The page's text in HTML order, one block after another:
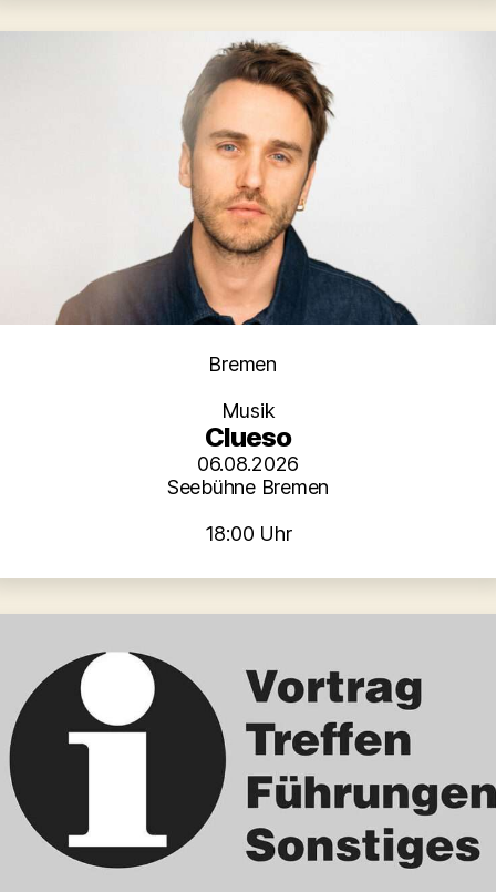
Kategorien
Bremen
Musik
Clueso
06.08.2026
Seebühne Bremen
18:00 Uhr